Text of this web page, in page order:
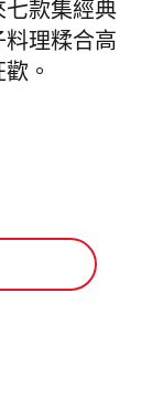
七款集經典
料理糅合高
。